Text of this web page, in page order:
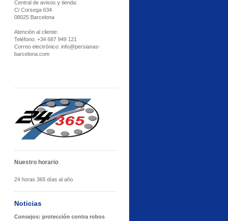
Central de avisos y tienda:
C/ Corsega 634
08025 Barcelona
Atención al cliente:
Teléfono: +34 687 949 121
Correo electrónico: info@persianas-
barcelona.com
Nuestro horario
24 horas 365 días al año
Noticias
Consejos: protección contra robos